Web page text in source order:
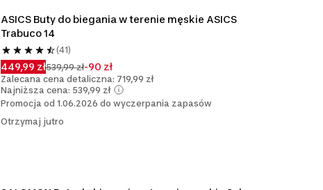
ASICS Buty do biegania w terenie męskie ASICS
Trabuco 14
(41)
449,99 zł539,99 zł-90 zł
Zalecana cena detaliczna: 719,99 zł
Najniższa cena: 539,99 zł
Promocja od 1.06.2026 do wyczerpania zapasów
Otrzymaj jutro